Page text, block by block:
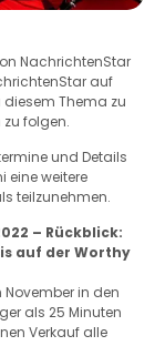
NachrichtenStar
auf
Thema zu
zu folgen.
und Details
eine weitere
teilzunehmen.
– Rückblick:
auf der Worthy
in den
als 25 Minuten
Verkauf alle